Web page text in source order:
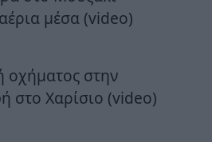
μέσα (video)
οχήματος στην
στο Χαρίσιο (video)